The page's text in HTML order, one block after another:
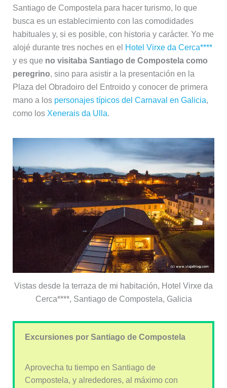
Santiago de Compostela para hacer turismo, lo que
busca es un establecimiento con las comodidades
habituales y, si es posible, con historia y carácter. Yo me
alojé durante tres noches en el
Hotel Virxe da Cerca****
y es que no visitaba Santiago de Compostela como
peregrino, sino para asistir a la presentación en la
Plaza del Obradoiro del Entroido y conocer de primera
mano a los personajes típicos del Carnaval en Galicia,
como los Xenerais da Ulla.
Vistas desde la terraza de mi habitación, Hotel Virxe da
Cerca****, Santiago de Compostela, Galicia
Excursiones por Santiago de Compostela
Aprovecha tu tiempo en Santiago de
Compostela, y alrededores, al máximo con